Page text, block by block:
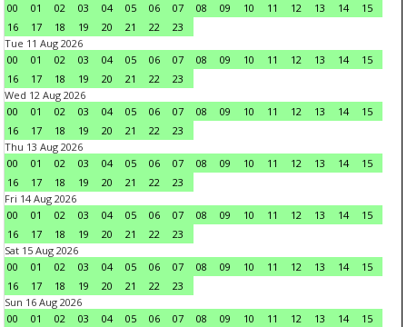
00
01 02 03 04 05 06 07 08 09 10 11 12 13 14
15
16
17 18 19 20 21 22
23
Tue 11 Aug 2026
00
01 02 03 04 05 06 07 08 09 10 11 12 13 14
15
16
17 18 19 20 21 22
23
Wed 12 Aug 2026
00
01 02 03 04 05 06 07 08 09 10 11 12 13 14
15
16
17 18 19 20 21 22
23
Thu 13 Aug 2026
00
01 02 03 04 05 06 07 08 09 10 11 12 13 14
15
16
17 18 19 20 21 22
23
Fri 14 Aug 2026
00
01 02 03 04 05 06 07 08 09 10 11 12 13 14
15
16
17 18 19 20 21 22
23
Sat 15 Aug 2026
00
01 02 03 04 05 06 07 08 09 10 11 12 13 14
15
16
17 18 19 20 21 22
23
Sun 16 Aug 2026
00
01 02 03 04 05 06 07 08 09 10 11 12 13 14 15